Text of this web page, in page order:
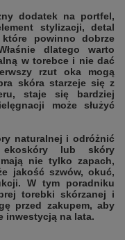
dodatek na portfel,
stylizacji, detal
powinno dobrze
dlatego warto
w torebce i nie dać
rzut oka mogą
skóra starzeje się z
staje się bardziej
może służyć
naturalnej i odróżnić
lub skóry
nie tylko zapach,
jakość szwów, okuć,
W tym poradniku
torebki skórzanej i
przed zakupem, aby
inwestycją na lata.